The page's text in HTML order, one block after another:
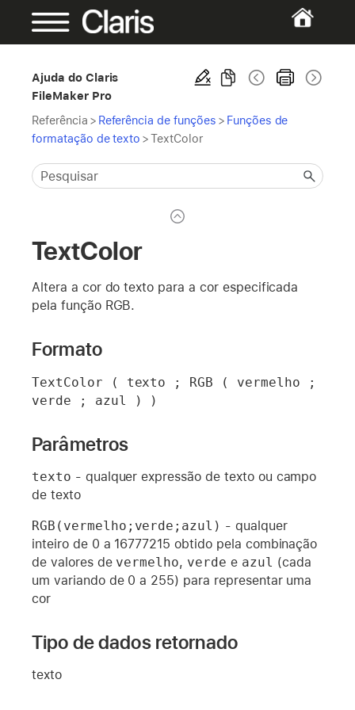
Ajuda do Claris
FileMaker Pro
Referência > Referência de funções > Funções de
formatação de texto >TextColor
TextColor
Altera a cor do texto para a cor especificada
pela função RGB.
Formato
TextColor ( texto ; RGB ( vermelho ;
verde ; azul ) )
Parâmetros
texto - qualquer expressão de texto ou campo
de texto
RGB(vermelho;verde;azul) - qualquer
inteiro de 0 a 16777215 obtido pela combinação
de valores de vermelho, verde e azul (cada
um variando de 0 a 255) para representar uma
cor
Tipo de dados retornado
texto